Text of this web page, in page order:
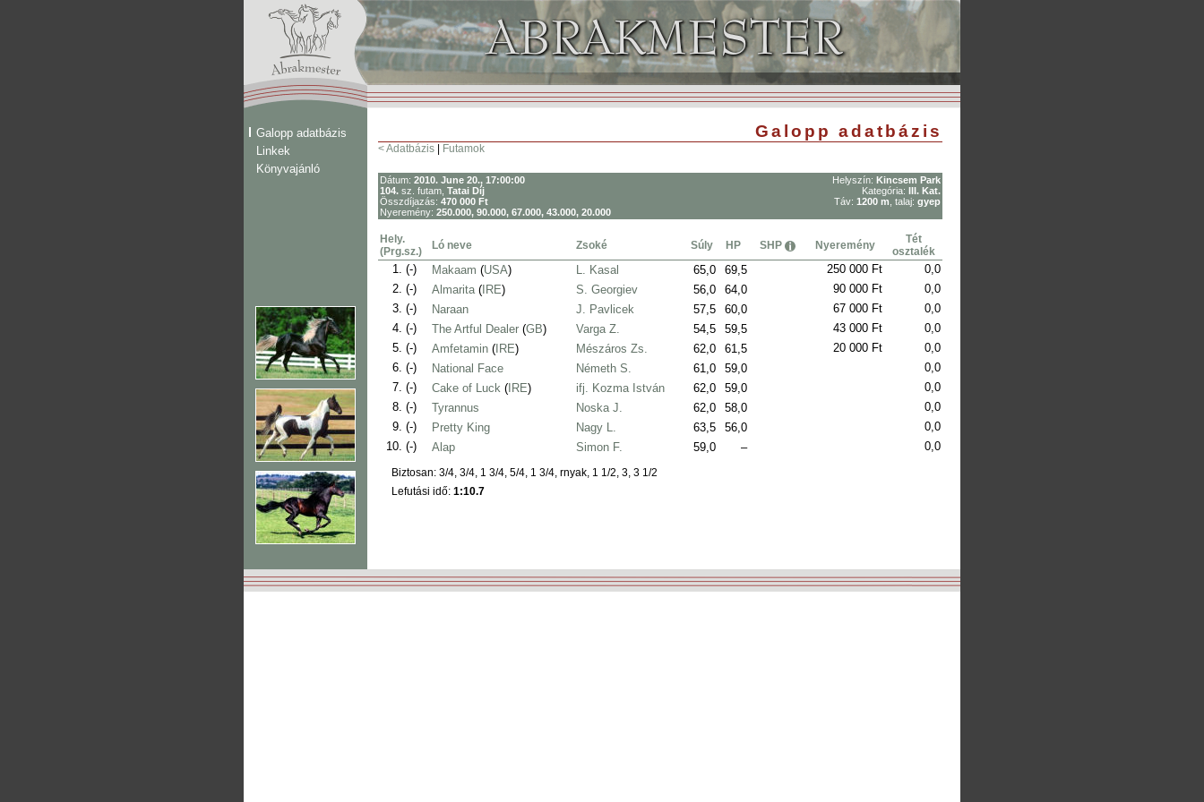
Galopp adatbázis
Linkek
Könyvajánló
Galopp adatbázis
< Adatbázis Futamok
Dátum: 2010. June 20., 17:00:00
104. sz. futam, Tatai Díj
Összdíjazás: 470 000 Ft
Helyszín: Kincsem Park
Kategória: III. Kat.
Táv: 1200 m , talaj: gyep
Nyeremény: 250.000, 90.000, 67.000, 43.000, 20.000
Hely.
(Prg.sz.)
Ló neve Zsoké Súly HP SHP Nyeremény
Tét
osztalék
1. (-) Makaam (USA) L. Kasal 65,0 69,5 250 000 Ft
0,0
2. (-) Almarita( IRE) S. Georgiev 56,0 64,0 90 000 Ft
0,0
3. (-) Naraan J. Pavlicek 57,5 60,0 67 000 Ft
0,0
4. (-) The Artful Dealer (GB) Varga Z. 54,5 59,5 43 000 Ft
0,0
5. (-) Amfetamin ( IRE) Mészáros Zs. 62,0 61,5 20 000 Ft
0,0
6. (-) National Face Németh S. 61,0 59,0
0,0
7. (-) Cake of Luck ( IRE) ifj. Kozma István 62,0 59,0
0,0
8. (-) Tyrannus Noska J. 62,0 58,0
0,0
9. (-) Pretty King Nagy L. 63,5 56,0
0,0
10. (-) Alap Simon F. 59,0 – 0,0
Biztosan: 3/4, 3/4, 1 3/4, 5/4, 1 3/4, rnyak, 1 1/2, 3, 3 1/2
Lefutási idő: 1:10.7